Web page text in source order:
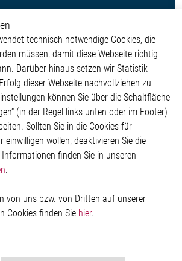
183-0
technisch notwendige Cookies, die
müssen, damit diese Webseite richtig
Darüber hinaus setzen wir Statistik-
dieser Webseite nachvollziehen zu
können Sie über die Schaltfläche
(in der Regel links unten oder im Footer)
Sollten Sie in die Cookies für
wollen, deaktivieren Sie die
Informationen finden Sie in unseren
.
von uns bzw. von Dritten auf unserer
Cookies finden Sie hier.